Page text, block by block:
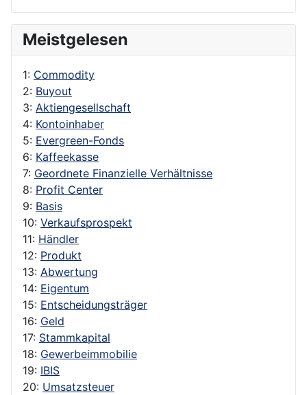
Meistgelesen
1: Commodity
2: Buyout
3: Aktiengesellschaft
4: Kontoinhaber
5: Evergreen-Fonds
6: Kaffeekasse
7: Geordnete Finanzielle Verhältnisse
8: Profit Center
9: Basis
10: Verkaufsprospekt
11: Händler
12: Produkt
13: Abwertung
14: Eigentum
15: Entscheidungsträger
16: Geld
17: Stammkapital
18: Gewerbeimmobilie
19: IBIS
20: Umsatzsteuer